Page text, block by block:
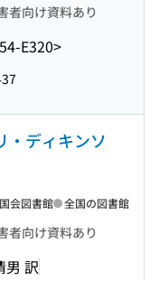
者向け資料あり
E320>
・ディキンソ
者向け資料あり
男 訳
会図書館 全国の図書館